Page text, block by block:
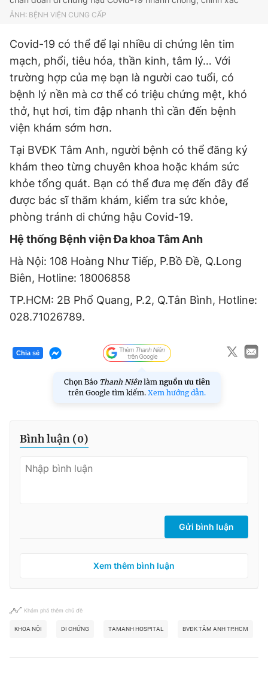
ẢNH: BỆNH VIỆN CUNG CẤP
Covid-19 có thể để lại nhiều di chứng lên tim
mạch, phổi, tiêu hóa, thần kinh, tâm lý… Với
trường hợp của mẹ bạn là người cao tuổi, có
bệnh lý nền mà cơ thể có triệu chứng mệt, khó
thở, hụt hơi, tim đập nhanh thì cần đến bệnh
viện khám sớm hơn.
Tại BVĐK Tâm Anh, người bệnh có thể đăng ký
khám theo từng chuyên khoa hoặc khám sức
khỏe tổng quát. Bạn có thể đưa mẹ đến đây để
được bác sĩ thăm khám, kiểm tra sức khỏe,
phòng tránh di chứng hậu Covid-19.
Hệ thống Bệnh viện Đa khoa Tâm Anh
Hà Nội: 108 Hoàng Như Tiếp, P.Bồ Đề, Q.Long
Biên, Hotline: 18006858
TP.HCM: 2B Phổ Quang, P.2, Q.Tân Bình, Hotline:
028.71026789.
Chia sẻ
Chọn Báo Thanh Niên làm nguồn ưu tiên
trên Google tìm kiếm. Xem hướng dẫn.
Bình luận (0)
Gửi bình luận
Xem thêm bình luận
Khám phá thêm chủ đề
KHOA NỘI DI CHỨNG TAMANH HOSPITAL BVĐK TÂM ANH TP.HCM